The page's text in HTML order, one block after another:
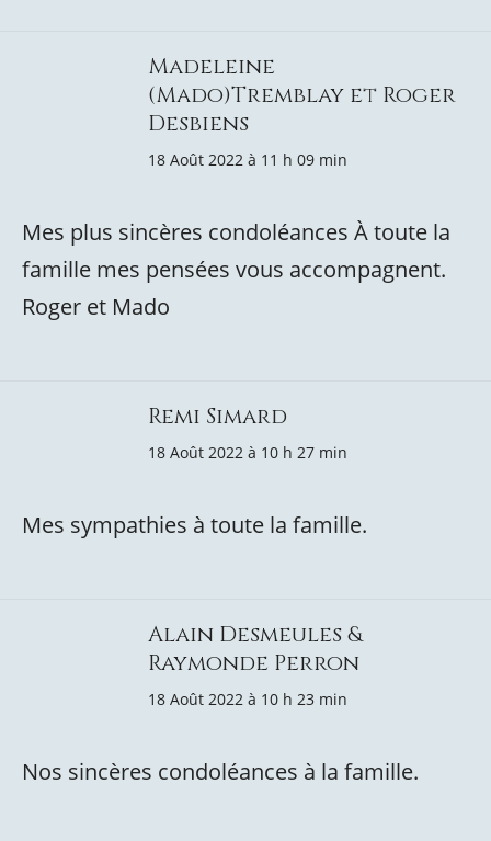
Madeleine
(Mado)Tremblay et Roger
Desbiens
18 Août 2022 à 11 h 09 min
Mes plus sincères condoléances À toute la
famille mes pensées vous accompagnent.
Roger et Mado
Remi Simard
18 Août 2022 à 10 h 27 min
Mes sympathies à toute la famille.
Alain Desmeules &
Raymonde Perron
18 Août 2022 à 10 h 23 min
Nos sincères condoléances à la famille.